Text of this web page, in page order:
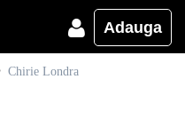
Adauga
Chirie Londra